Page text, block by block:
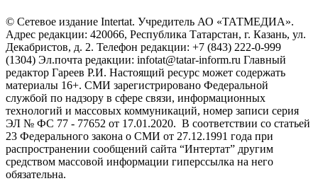
© Сетевое издание Intertat. Учредитель АО «ТАТМЕДИА».
Адрес редакции: 420066, Республика Татарстан, г. Казань, ул.
Декабристов, д. 2. Телефон редакции: +7 (843) 222-0-999
(1304) Эл.почта редакции: infotat@tatar-inform.ru Главный
редактор Гареев Р.И. Настоящий ресурс может содержать
материалы 16+. СМИ зарегистрировано Федеральной
службой по надзору в сфере связи, информационных
технологий и массовых коммуникаций, номер записи серия
ЭЛ № ФС 77 - 77652 от 17.01.2020. В соответствии со статьей
23 Федерального закона о СМИ от 27.12.1991 года при
распространении сообщений сайта “Интертат” другим
средством массовой информации гиперссылка на него
обязательна.